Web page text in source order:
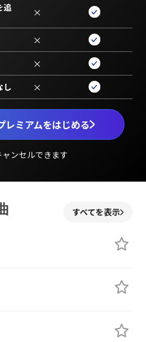
レミアムをはじめる
ンセルできます
追
×
×
×
し ×
すべてを表示